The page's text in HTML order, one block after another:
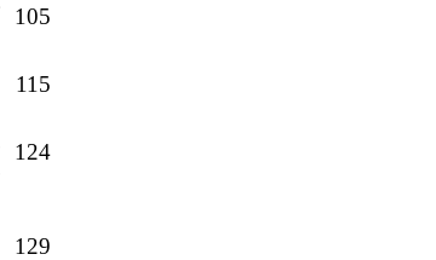
105
115
124
129